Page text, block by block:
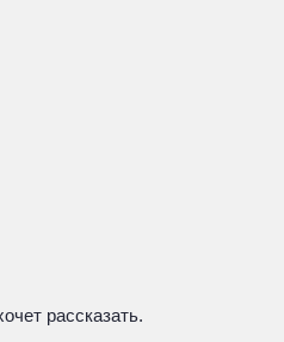
рассказать.